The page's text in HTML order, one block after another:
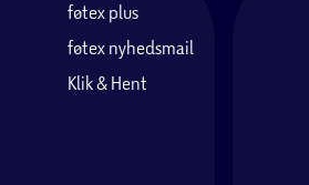
føtex plus
føtex nyhedsmail
Klik & Hent